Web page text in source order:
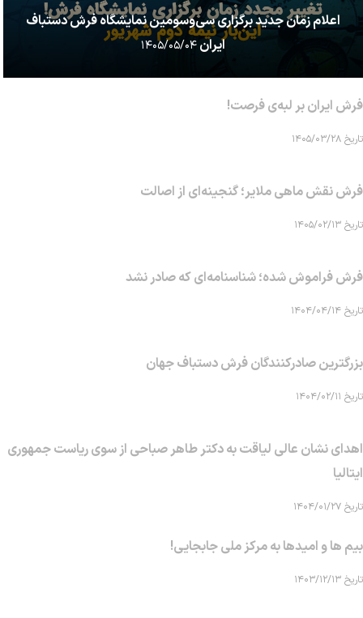
اعلام زمان جدید برگزاری سی‌وسومین نمایشگاه فرش دستباف
ایران۱۴۰۵/۰۵/۰۴
فرش ایران بر لبه‌ی فرصت!
تاریخ ۱۴۰۵/۰۳/۲۸
فرش نقش ماهی‌ ملایر؛ گنجینه‌ای از اصالت
تاریخ ۱۴۰۵/۰۲/۱۳
فرش فراموش شده؛ شناسنامه‌ای که صادر نشد
تاریخ ۱۴۰۴/۰۴/۱۴
بزرگترین صادرکنندگان فرش دستباف جهان
تاریخ ۱۴۰۴/۰۲/۱۱
اهدای نشان عالی لیاقت به دکتر طاهر صباحی از سوی ریاست جمهوری
ایتالیا
تاریخ ۱۴۰۴/۰۱/۲۷
بیم ها و امیدها به مرکز ملی جابجایی!
تاریخ ۱۴۰۳/۱۲/۱۳